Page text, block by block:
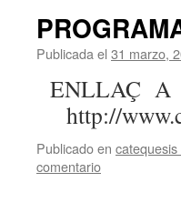
Publicada el 31 marzo,
ENLLAÇ A
http://
Publicado en
comentario